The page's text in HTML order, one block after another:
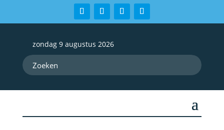
zondag 9 augustus 2026